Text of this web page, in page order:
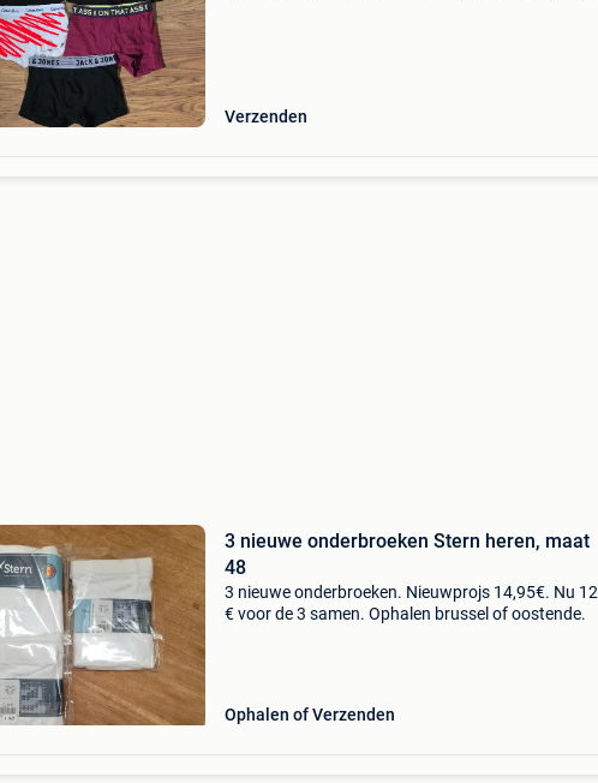
Verzenden
3 nieuwe onderbroeken Stern heren, maat
48
3 nieuwe onderbroeken. Nieuwprojs 14,95€. Nu 12
€ voor de 3 samen. Ophalen brussel of oostende.
Ophalen of Verzenden